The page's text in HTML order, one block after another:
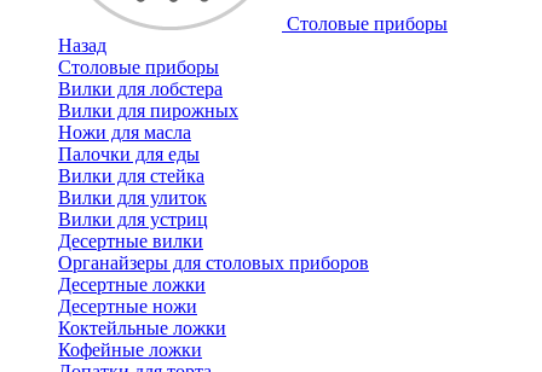
Cтоловые приборы
Назад
Cтоловые приборы
Вилки для лобстера
Вилки для пирожных
Ножи для масла
Палочки для еды
Вилки для стейка
Вилки для улиток
Вилки для устриц
Десертные вилки
Органайзеры для столовых приборов
Десертные ложки
Десертные ножи
Коктейльные ложки
Кофейные ложки